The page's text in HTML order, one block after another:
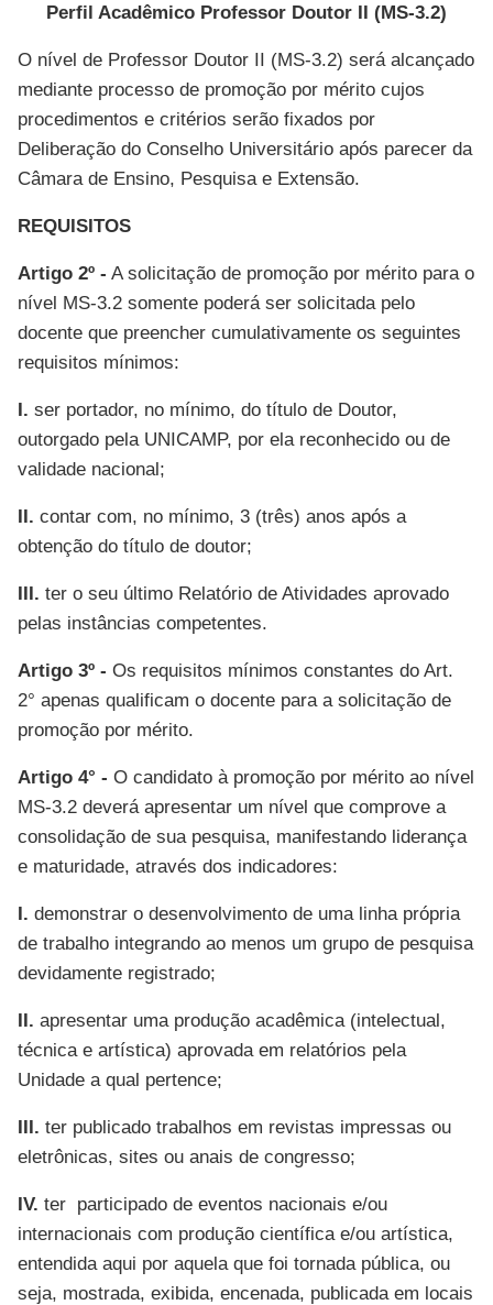
Perfil Acadêmico Professor Doutor II (MS-3.2)
O nível de Professor Doutor II (MS-3.2) será alcançado
mediante processo de promoção por mérito cujos
procedimentos e critérios serão fixados por
Deliberação do Conselho Universitário após parecer da
Câmara de Ensino, Pesquisa e Extensão.
REQUISITOS
Artigo 2º - A solicitação de promoção por mérito para o
nível MS-3.2 somente poderá ser solicitada pelo
docente que preencher cumulativamente os seguintes
requisitos mínimos:
I. ser portador, no mínimo, do título de Doutor,
outorgado pela UNICAMP, por ela reconhecido ou de
validade nacional;
II. contar com, no mínimo, 3 (três) anos após a
obtenção do título de doutor;
III. ter o seu último Relatório de Atividades aprovado
pelas instâncias competentes.
Artigo 3º - Os requisitos mínimos constantes do Art.
2° apenas qualificam o docente para a solicitação de
promoção por mérito.
Artigo 4° - O candidato à promoção por mérito ao nível
MS-3.2 deverá apresentar um nível que comprove a
consolidação de sua pesquisa, manifestando liderança
e maturidade, através dos indicadores:
I. demonstrar o desenvolvimento de uma linha própria
de trabalho integrando ao menos um grupo de pesquisa
devidamente registrado;
II. apresentar uma produção acadêmica (intelectual,
técnica e artística) aprovada em relatórios pela
Unidade a qual pertence;
III. ter publicado trabalhos em revistas impressas ou
eletrônicas, sites ou anais de congresso;
IV. ter participado de eventos nacionais e/ou
internacionais com produção científica e/ou artística,
entendida aqui por aquela que foi tornada pública, ou
seja, mostrada, exibida, encenada, publicada em locais